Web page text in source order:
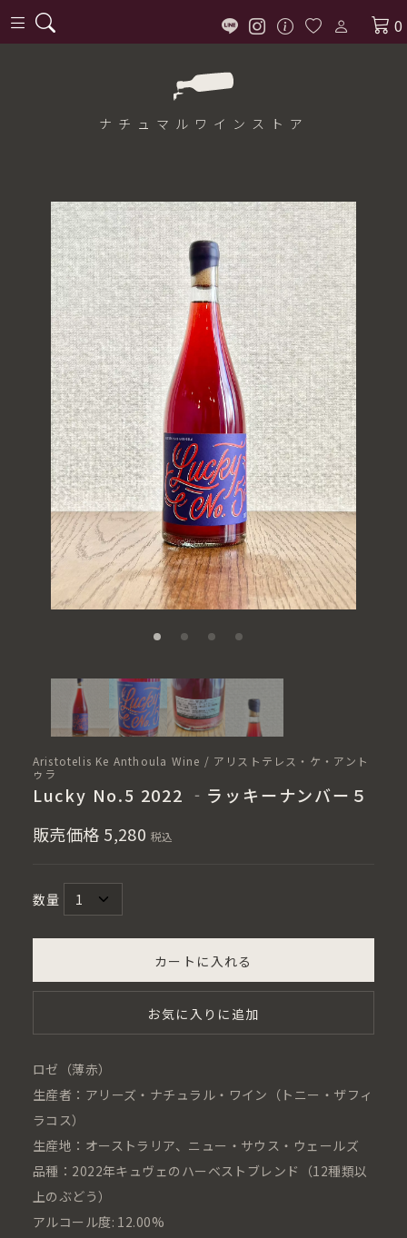
0
ナチュマル ワインストア
Aristotelis Ke Anthoula Wine / アリストテレス・ケ・アント
ゥラ
Lucky No.5 2022 ‐ラッキーナンバー５
販売価格 5,280 税込
数量
カートに入れる
お気に入りに追加
ロゼ（薄赤）
生産者：アリーズ・ナチュラル・ワイン（トニー・ザフィ
ラコス）
生産地：オーストラリア、ニュー・サウス・ウェールズ
品種：2022年キュヴェのハーベストブレンド（12種類以
上のぶどう）
アルコール度: 12.00%